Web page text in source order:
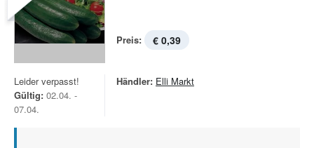
Preis: € 0,39
Leider verpasst!
Gültig: 02.04. -
07.04.
Händler: Elli Markt